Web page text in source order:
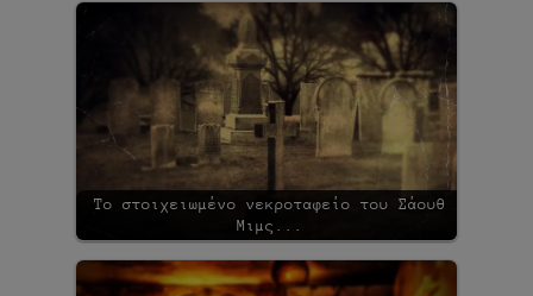
Το στοιχειωμένο νεκροταφείο του Σάουθ
Μιμς...